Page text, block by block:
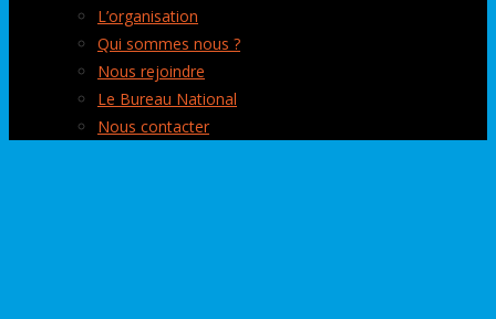
L’organisation
Qui sommes nous ?
Nous rejoindre
Le Bureau National
Nous contacter